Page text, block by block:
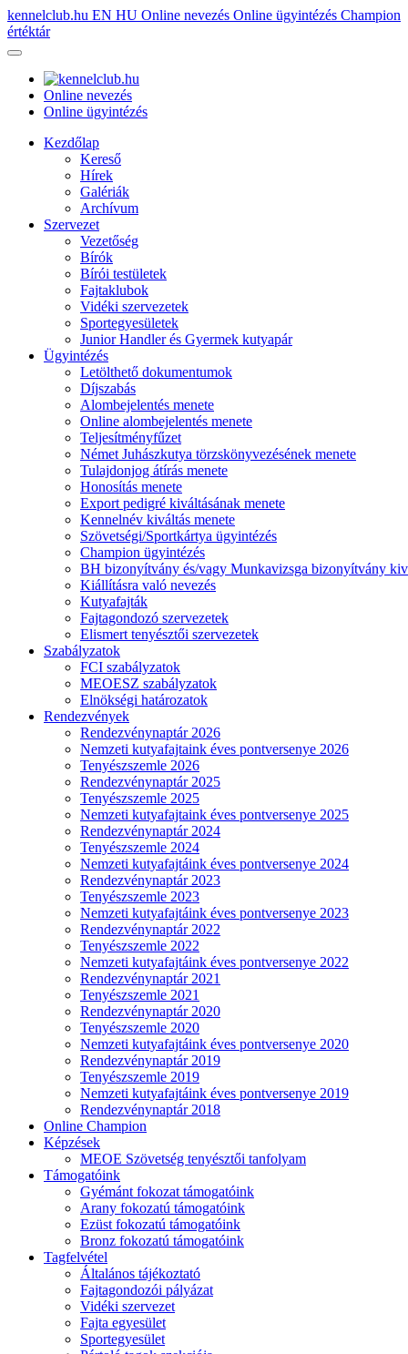
kennelclub.hu EN HU Online nevezés Online ügyintézés Champion
értéktár
Online nevezés
Online ügyintézés
Kezdőlap
Kereső
Hírek
Galériák
Archívum
Szervezet
Vezetőség
Bírók
Bírói testületek
Fajtaklubok
Vidéki szervezetek
Sportegyesületek
Junior Handler és Gyermek kutyapár
Ügyintézés
Letölthető dokumentumok
Díjszabás
Alombejelentés menete
Online alombejelentés menete
Teljesítményfűzet
Német Juhászkutya törzskönyvezésének menete
Tulajdonjog átírás menete
Honosítás menete
Export pedigré kiváltásának menete
Kennelnév kiváltás menete
Szövetségi/Sportkártya ügyintézés
Champion ügyintézés
BH bizonyítvány és/vagy Munkavizsga bizonyítvány
Kiállításra való nevezés
Kutyafajták
Fajtagondozó szervezetek
Elismert tenyésztői szervezetek
Szabályzatok
FCI szabályzatok
MEOESZ szabályzatok
Elnökségi határozatok
Rendezvények
Rendezvénynaptár 2026
Nemzeti kutyafajtaink éves pontversenye 2026
Tenyészszemle 2026
Rendezvénynaptár 2025
Tenyészszemle 2025
Nemzeti kutyafajtaink éves pontversenye 2025
Rendezvénynaptár 2024
Tenyészszemle 2024
Nemzeti kutyafajtáink éves pontversenye 2024
Rendezvénynaptár 2023
Tenyészszemle 2023
Nemzeti kutyafajtáink éves pontversenye 2023
Rendezvénynaptár 2022
Tenyészszemle 2022
Nemzeti kutyafajtáink éves pontversenye 2022
Rendezvénynaptár 2021
Tenyészszemle 2021
Rendezvénynaptár 2020
Tenyészszemle 2020
Nemzeti kutyafajtáink éves pontversenye 2020
Rendezvénynaptár 2019
Tenyészszemle 2019
Nemzeti kutyafajtáink éves pontversenye 2019
Rendezvénynaptár 2018
Online Champion
Képzések
MEOE Szövetség tenyésztői tanfolyam
Támogatóink
Gyémánt fokozat támogatóink
Arany fokozatú támogatóink
Ezüst fokozatú támogatóink
Bronz fokozatú támogatóink
Tagfelvétel
Általános tájékoztató
Fajtagondozói pályázat
Vidéki szervezet
Fajta egyesület
Sportegyesület